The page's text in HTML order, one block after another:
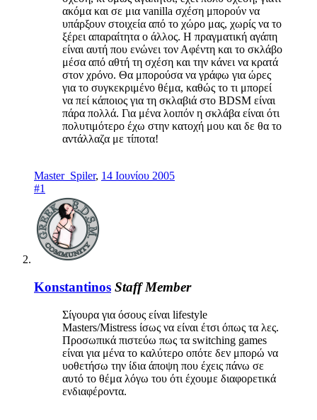
ακόμα και σε μια vanilla σχέση μπορούν να
υπάρξουν στοιχεία από το χώρο μας, χωρίς να το
ξέρει απαραίτητα ο άλλος. Η πραγματική αγάπη
είναι αυτή που ενώνει τον Αφέντη και το σκλάβο
μέσα από αθτή τη σχέση και την κάνει να κρατά
στον χρόνο. Θα μπορούσα να γράφω για ώρες
για το συγκεκριμένο θέμα, καθώς το τι μπορεί
να πεί κάποιος για τη σκλαβιά στο BDSM είναι
πάρα πολλά. Για μένα λοιπόν η σκλάβα είναι ότι
πολυτιμότερο έχω στην κατοχή μου και δε θα το
αντάλλαζα με τίποτα!
Master_Spiler, 14 Ιουνίου 2005
#1
Konstantinos Staff Member
Σίγουρα για όσους είναι lifestyle
Masters/Mistress ίσως να είναι έτσι όπως τα λες.
Προσωπικά πιστεύω πως τα switching games
είναι για μένα το καλύτερο οπότε δεν μπορώ να
υοθετήσω την ίδια άποψη που έχεις πάνω σε
αυτό το θέμα λόγω του ότι έχουμε διαφορετικά
ενδιαφέροντα.